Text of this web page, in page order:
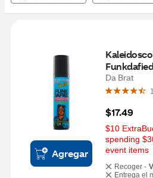
Agregar
Scalp
Da Brat
$17.49
$10
spending
event items
Recoger -
Entrega el